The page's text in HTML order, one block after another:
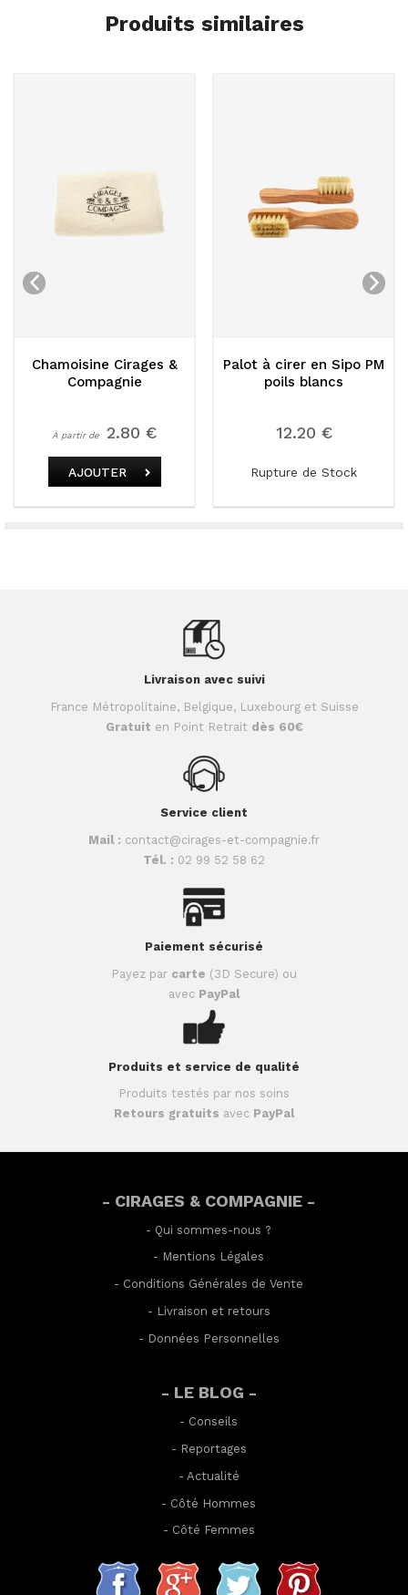
Produits similaires
Chamoisine Cirages &
Compagnie
À partir de 2.80 €
AJOUTER
Palot à cirer en Sipo PM
poils blancs
12.20 €
Rupture de Stock
Livraison avec suivi
France Métropolitaine, Belgique, Luxebourg et Suisse
Gratuit en Point Retrait dès 60€
Service client
Mail : contact@cirages-et-compagnie.fr
Tél. : 02 99 52 58 62
Paiement sécurisé
Payez par carte (3D Secure) ou
avec PayPal
Produits et service de qualité
Produits testés par nos soins
Retours gratuits avec PayPal
- CIRAGES & COMPAGNIE -
- Qui sommes-nous ?
- Mentions Légales
- Conditions Générales de Vente
- Livraison et retours
- Données Personnelles
- LE BLOG -
- Conseils
- Reportages
- Actualité
- Côté Hommes
- Côté Femmes